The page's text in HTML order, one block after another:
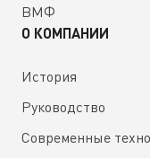
ВМФ
О КОМПАНИИ
История
Руководство
Современные